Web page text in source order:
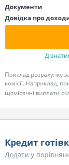
Документи
Довідка про
Приклад розрахунку
комісії. Наприклад,
щомісячні виплати
Кредит
Додати у